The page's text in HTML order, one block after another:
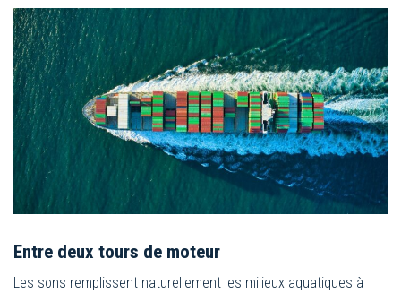
Entre deux tours de moteur
Les sons remplissent naturellement les milieux aquatiques à